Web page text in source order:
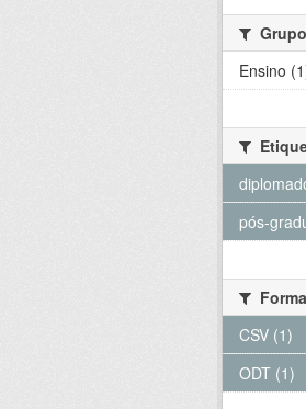
Ensino
pós-
CSV (1)
ODT (1)